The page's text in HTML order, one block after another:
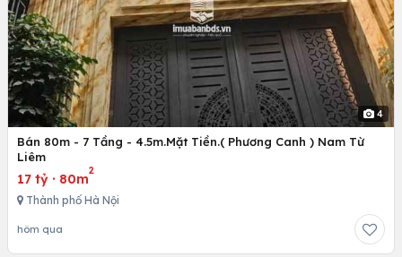
4
Bán 80m - 7 Tầng - 4.5m.Mặt Tiền.( Phương Canh ) Nam Từ
Liêm
17 tỷ · 80m
2
Thành phố Hà Nội
hôm qua